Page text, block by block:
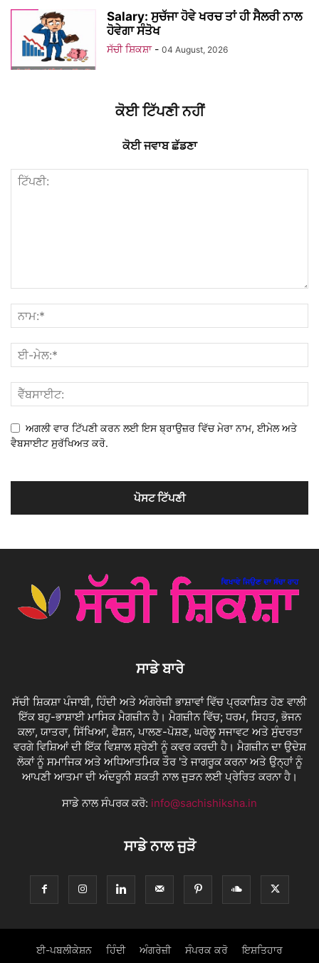
Salary: ਸੁਚੱਜਾ ਹੋਵੇ ਖਰਚ ਤਾਂ ਹੀ ਸੈਲਰੀ ਨਾਲ
ਹੋਵੇਗਾ ਸੰਤੋਖ
ਸੱਚੀ ਸ਼ਿਕਸ਼ਾ - 04 August, 2026
ਕੋਈ ਟਿੱਪਣੀ ਨਹੀਂ
ਕੋਈ ਜਵਾਬ ਛੱਡਣਾ
ਅਗਲੀ ਵਾਰ ਟਿੱਪਣੀ ਕਰਨ ਲਈ ਇਸ ਬ੍ਰਾਉਜ਼ਰ ਵਿੱਚ ਮੇਰਾ ਨਾਮ, ਈਮੇਲ ਅਤੇ
ਵੈਬਸਾਈਟ ਸੁਰੱਖਿਅਤ ਕਰੋ.
ਸਾਡੇ ਬਾਰੇ
ਸੱਚੀ ਸ਼ਿਕਸ਼ਾ ਪੰਜਾਬੀ, ਹਿੰਦੀ ਅਤੇ ਅੰਗਰੇਜ਼ੀ ਭਾਸ਼ਾਵਾਂ ਵਿੱਚ ਪ੍ਰਕਾਸ਼ਿਤ ਹੋਣ ਵਾਲੀ
ਇੱਕ ਬਹੁ-ਭਾਸ਼ਾਈ ਮਾਸਿਕ ਮੈਗਜ਼ੀਨ ਹੈ। ਮੈਗਜ਼ੀਨ ਵਿੱਚ; ਧਰਮ, ਸਿਹਤ, ਭੋਜਨ
ਕਲਾ, ਯਾਤਰਾ, ਸਿੱਖਿਆ, ਫੈਸ਼ਨ, ਪਾਲਣ-ਪੋਸ਼ਣ, ਘਰੇਲੂ ਸਜਾਵਟ ਅਤੇ ਸੁੰਦਰਤਾ
ਵਰਗੇ ਵਿਸ਼ਿਆਂ ਦੀ ਇੱਕ ਵਿਸ਼ਾਲ ਸ਼੍ਰੇਣੀ ਨੂੰ ਕਵਰ ਕਰਦੀ ਹੈ। ਮੈਗਜ਼ੀਨ ਦਾ ਉਦੇਸ਼
ਲੋਕਾਂ ਨੂੰ ਸਮਾਜਿਕ ਅਤੇ ਅਧਿਆਤਮਿਕ ਤੌਰ 'ਤੇ ਜਾਗਰੂਕ ਕਰਨਾ ਅਤੇ ਉਨ੍ਹਾਂ ਨੂੰ
ਆਪਣੀ ਆਤਮਾ ਦੀ ਅੰਦਰੂਨੀ ਸ਼ਕਤੀ ਨਾਲ ਜੁੜਨ ਲਈ ਪ੍ਰੇਰਿਤ ਕਰਨਾ ਹੈ।
ਸਾਡੇ ਨਾਲ ਸੰਪਰਕ ਕਰੋ: info@sachishiksha.in
ਸਾਡੇ ਨਾਲ ਜੁੜੋ
ਈ-ਪਬਲੀਕੇਸ਼ਨ ਹਿੰਦੀ ਅੰਗਰੇਜ਼ੀ ਸੰਪਰਕ ਕਰੋ ਇਸ਼ਤਿਹਾਰ